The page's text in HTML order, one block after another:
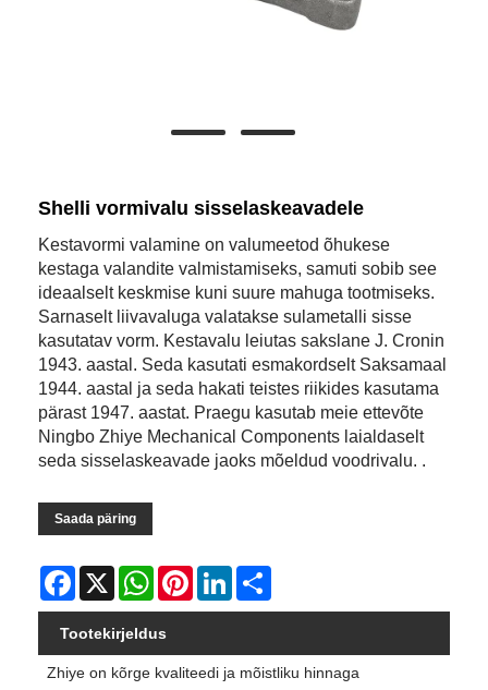
Shelli vormivalu sisselaskeavadele
Kestavormi valamine on valumeetod õhukese
kestaga valandite valmistamiseks, samuti sobib see
ideaalselt keskmise kuni suure mahuga tootmiseks.
Sarnaselt liivavaluga valatakse sulametalli sisse
kasutatav vorm. Kestavalu leiutas sakslane J. Cronin
1943. aastal. Seda kasutati esmakordselt Saksamaal
1944. aastal ja seda hakati teistes riikides kasutama
pärast 1947. aastat. Praegu kasutab meie ettevõte
Ningbo Zhiye Mechanical Components laialdaselt
seda sisselaskeavade jaoks mõeldud voodrivalu. .
Saada päring
Facebook
X WhatsAppPinterestLinkedIn
Tootekirjeldus
Zhiye on kõrge kvaliteedi ja mõistliku hinnaga